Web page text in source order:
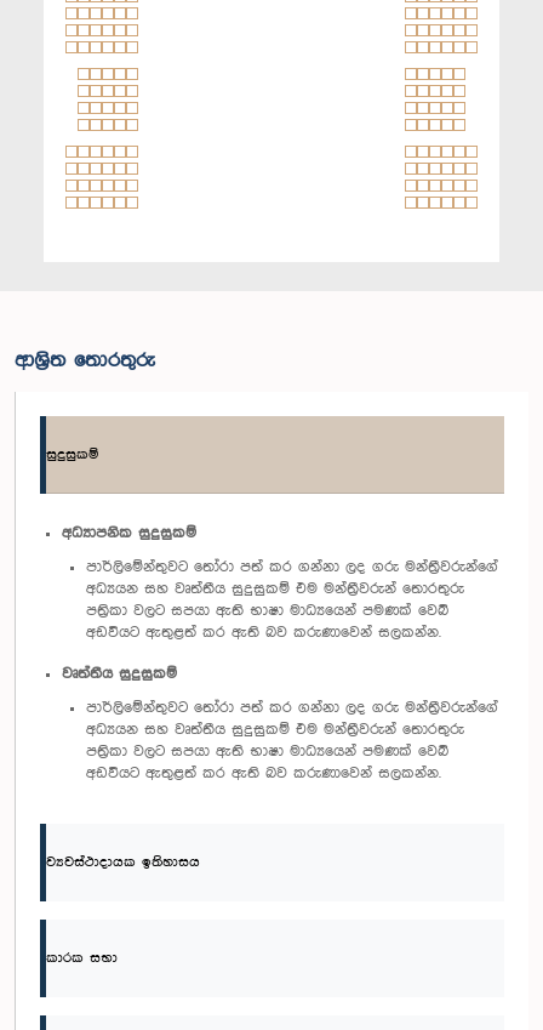
ආශ්‍රිත තොරතුරු
සුදුසුකම්
අධ්‍යාපනික සුදුසුකම්
පාර්ලිමේන්තුවට තෝරා පත් කර ගන්නා ලද ගරු මන්ත්‍රීවරුන්ගේ
අධ්‍යයන සහ වෘත්තීය සුදුසුකම් එම මන්ත්‍රීවරුන් තොරතුරු
පත්‍රිකා වලට සපයා ඇති භාෂා මාධ්‍යයෙන් පමණක් වෙබ්
අඩවියට ඇතුළත් කර ඇති බව කරුණාවෙන් සලකන්න.
වෘත්තීය සුදුසුකම්
පාර්ලිමේන්තුවට තෝරා පත් කර ගන්නා ලද ගරු මන්ත්‍රීවරුන්ගේ
අධ්‍යයන සහ වෘත්තීය සුදුසුකම් එම මන්ත්‍රීවරුන් තොරතුරු
පත්‍රිකා වලට සපයා ඇති භාෂා මාධ්‍යයෙන් පමණක් වෙබ්
අඩවියට ඇතුළත් කර ඇති බව කරුණාවෙන් සලකන්න.
ව්‍යවස්ථාදායක ඉතිහාසය
කාරක සභා